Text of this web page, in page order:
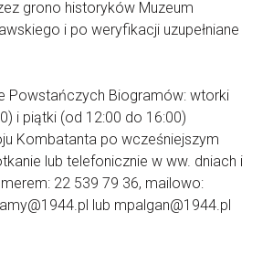
grono historyków Muzeum
i po weryfikacji uzupełniane
Powstańczych Biogramów: wtorki
i piątki (od 12:00 do 16:00)
Kombatanta po wcześniejszym
lub telefonicznie w ww. dniach i
22 539 79 36, mailowo:
lub mpalgan@1944.pl